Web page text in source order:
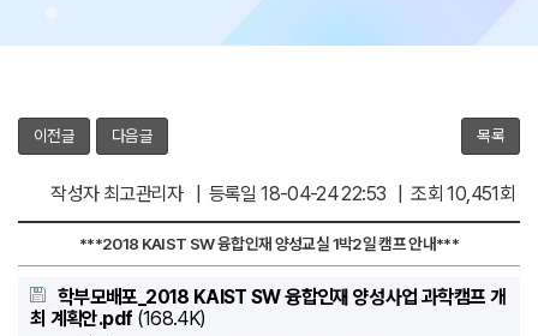
이전글 다음글 목록
작성자 최고관리자 | 등록일 18-04-24 22:53 | 조회 10,451회
***2018 KAIST SW 융합인재 양성교실 1박2일 캠프 안내***
학부모배포_2018 KAIST SW 융합인재 양성사업 과학캠프 개
최 계획안.pdf (168.4K)